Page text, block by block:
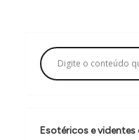
ç
ã
d
Esotéricos e